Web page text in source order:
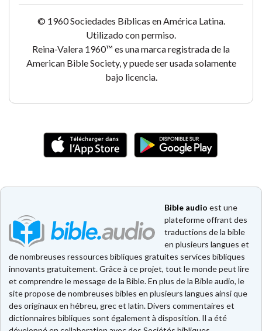
© 1960 Sociedades Bíblicas en América Latina.
Utilizado con permiso.
Reina-Valera 1960™ es una marca registrada de la
American Bible Society, y puede ser usada solamente
bajo licencia.
Bible audio est une
plateforme offrant des
traductions de la bible
en plusieurs langues et
de nombreuses ressources bibliques gratuites services bibliques
innovants gratuitement. Grâce à ce projet, tout le monde peut lire
et comprendre le message de la Bible. En plus de la Bible audio, le
site propose de nombreuses bibles en plusieurs langues ainsi que
des originaux en hébreu, grec et latin. Divers commentaires et
dictionnaires bibliques sont également à disposition. Il a été